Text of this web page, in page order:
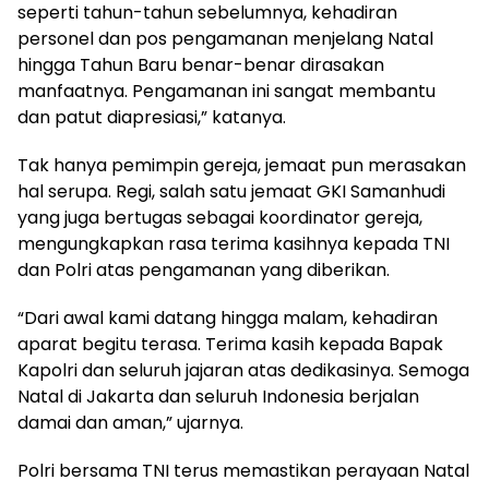
seperti tahun-tahun sebelumnya, kehadiran
personel dan pos pengamanan menjelang Natal
hingga Tahun Baru benar-benar dirasakan
manfaatnya. Pengamanan ini sangat membantu
dan patut diapresiasi,” katanya.
Tak hanya pemimpin gereja, jemaat pun merasakan
hal serupa. Regi, salah satu jemaat GKI Samanhudi
yang juga bertugas sebagai koordinator gereja,
mengungkapkan rasa terima kasihnya kepada TNI
dan Polri atas pengamanan yang diberikan.
“Dari awal kami datang hingga malam, kehadiran
aparat begitu terasa. Terima kasih kepada Bapak
Kapolri dan seluruh jajaran atas dedikasinya. Semoga
Natal di Jakarta dan seluruh Indonesia berjalan
damai dan aman,” ujarnya.
Polri bersama TNI terus memastikan perayaan Natal